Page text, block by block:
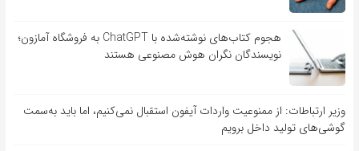
هجوم کتاب‌های نوشته‌شده با ChatGPT به فروشگاه آمازون؛
نویسندگان نگران هوش مصنوعی هستند
وزیر ارتباطات: از ممنوعیت واردات آیفون استقبال نمی‌کنیم، اما باید به‌سمت
گوشی‌های تولید داخل برویم